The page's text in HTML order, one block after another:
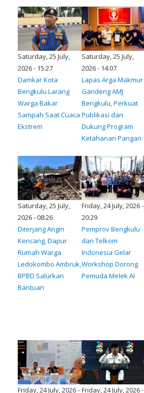
Saturday, 25 July,
2026 - 15:27
Damkar Kota
Bengkulu Larang
Warga Bakar
Sampah Saat Cuaca
Ekstrem
Saturday, 25 July,
2026 - 14:07
Lapas Arga Makmur
Gandeng AMJ
Bengkulu, Perkuat
Publikasi dan
Dukung Program
Ketahanan Pangan
Saturday, 25 July,
2026 - 08:26
Diterjang Angin
Kencang, Dapur
Rumah Warga
Ledokombo Ambruk,
BPBD Salurkan
Bantuan
Friday, 24 July, 2026 -
20:29
Pemprov Bengkulu
dan Telkom
Indonesia Gelar
Workshop Dorong
Pemuda Melek AI
Friday, 24 July, 2026 - Friday, 24 July, 2026 -